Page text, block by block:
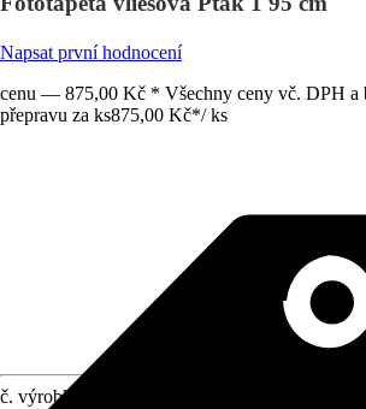
Napsat první hodnocení
cenu — 875,00 Kč * Všechny ceny vč. DPH a
přepravu za ks875,00 Kč*/ ks
č. výrobku